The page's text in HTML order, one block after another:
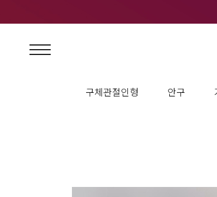
world "Tonner Doll(tlyer,sydney)" "Effanbee(since branda
"Saran Hair" we hope that you will be meet "Saran Hair" that
구체관절인형 안구